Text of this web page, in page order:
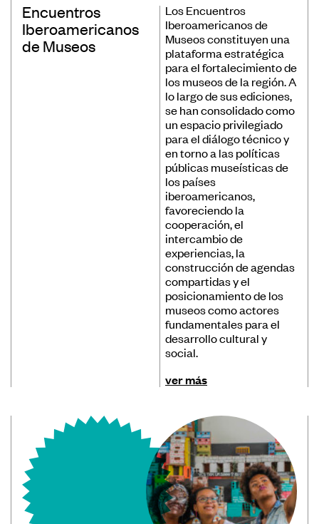
Encuentros
Iberoamericanos
de Museos
Los Encuentros
Iberoamericanos de
Museos constituyen una
plataforma estratégica
para el fortalecimiento de
los museos de la región. A
lo largo de sus ediciones,
se han consolidado como
un espacio privilegiado
para el diálogo técnico y
en torno a las políticas
públicas museísticas de
los países
iberoamericanos,
favoreciendo la
cooperación, el
intercambio de
experiencias, la
construcción de agendas
compartidas y el
posicionamiento de los
museos como actores
fundamentales para el
desarrollo cultural y
social.
ver más